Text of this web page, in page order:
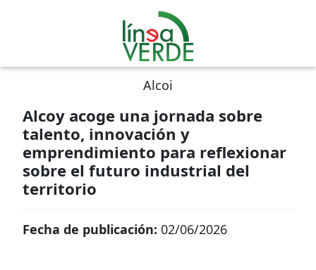
Alcoi
Alcoy acoge una jornada sobre
talento, innovación y
emprendimiento para reflexionar
sobre el futuro industrial del
territorio
Fecha de publicación: 02/06/2026